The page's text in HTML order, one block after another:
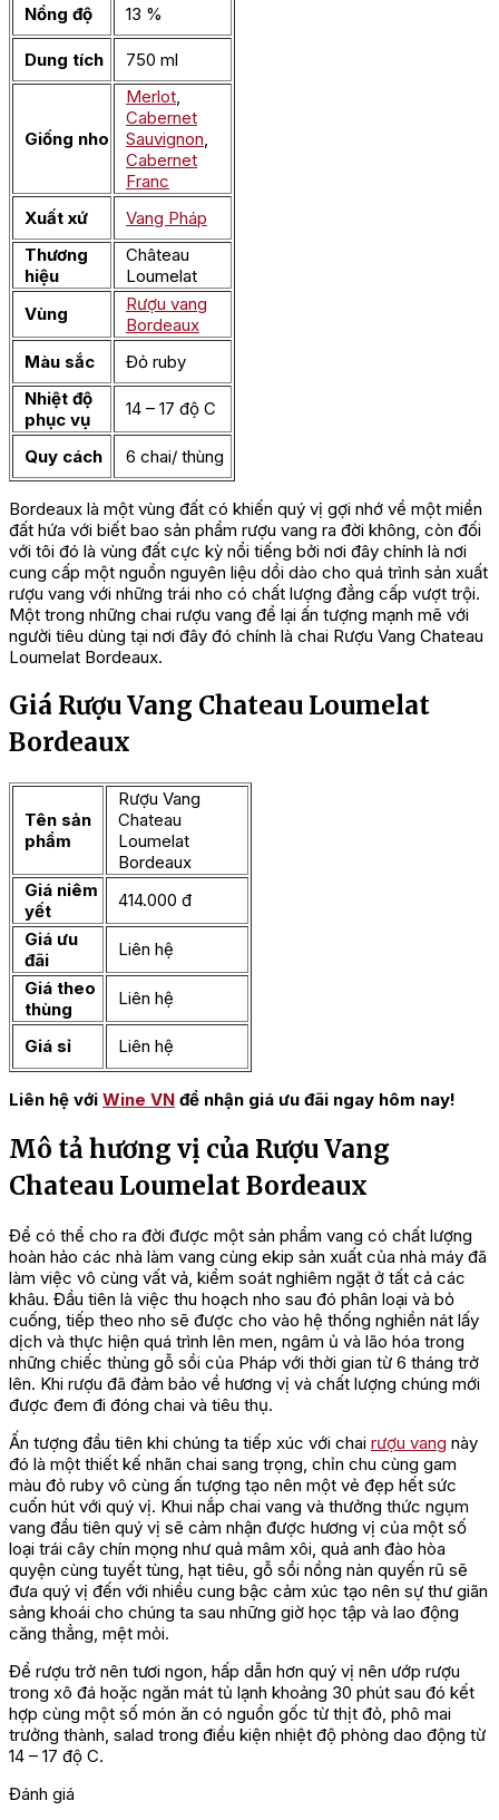
Nồng độ
13 %
Dung tích 750 ml
Giống nho
Merlot
Cabernet
Sauvignon
Cabernet
Franc
Xuất xứ
Vang Pháp
Thương
hiệu
Château
Loumelat
Vùng
Rượu vang
Bordeaux
Màu sắc
Đỏ ruby
Nhiệt độ
phục vụ
14 – 17 độ C
Quy cách 6 chai/ thùng
Bordeaux là một vùng đất có khiến quý vị gợi nhớ về một miền
đất hứa với biết bao sản phẩm rượu vang ra đời không, còn đối
với tôi đó là vùng đất cực kỳ nổi tiếng bởi nơi đây chính là nơi
cung cấp một nguồn nguyên liệu dồi dào cho quá trình sản xuất
rượu vang với những trái nho có chất lượng đẳng cấp vượt trội.
Một trong những chai rượu vang để lại ấn tượng mạnh mẽ với
người tiêu dùng tại nơi đây đó chính là chai Rượu Vang Chateau
Loumelat Bordeaux.
Giá Rượu Vang Chateau Loumelat
Bordeaux
Tên sản
phẩm
Rượu Vang
Chateau
Loumelat
Bordeaux
Giá niêm
yết
414.000 đ
Giá ưu
đãi
Liên hệ
Giá theo
thùng
Liên hệ
Giá sỉ Liên hệ
Liên hệ với Wine VN để nhận giá ưu đãi ngay hôm nay!
Mô tả hương vị của Rượu Vang
Chateau Loumelat Bordeaux
Để có thể cho ra đời được một sản phẩm vang có chất lượng
hoàn hảo các nhà làm vang cùng ekip sản xuất của nhà máy đã
làm việc vô cùng vất vả, kiểm soát nghiêm ngặt ở tất cả các
khâu. Đầu tiên là việc thu hoạch nho sau đó phân loại và bỏ
cuống, tiếp theo nho sẽ được cho vào hệ thống nghiền nát lấy
dịch và thực hiện quá trình lên men, ngâm ủ và lão hóa trong
những chiếc thùng gỗ sồi của Pháp với thời gian từ 6 tháng trở
lên. Khi rượu đã đảm bảo về hương vị và chất lượng chúng mới
được đem đi đóng chai và tiêu thụ.
Ấn tượng đầu tiên khi chúng ta tiếp xúc với chai rượu vang này
đó là một thiết kế nhãn chai sang trọng, chỉn chu cùng gam
màu đỏ ruby vô cùng ấn tượng tạo nên một vẻ đẹp hết sức
cuốn hút với quý vị. Khui nắp chai vang và thưởng thức ngụm
vang đầu tiên quý vị sẽ cảm nhận được hương vị của một số
loại trái cây chín mọng như quả mâm xôi, quả anh đào hòa
quyện cùng tuyết tùng, hạt tiêu, gỗ sồi nồng nàn quyến rũ sẽ
đưa quý vị đến với nhiều cung bậc cảm xúc tạo nên sự thư giãn
sảng khoái cho chúng ta sau những giờ học tập và lao động
căng thẳng, mệt mỏi.
Để rượu trở nên tươi ngon, hấp dẫn hơn quý vị nên ướp rượu
trong xô đá hoặc ngăn mát tủ lạnh khoảng 30 phút sau đó kết
hợp cùng một số món ăn có nguồn gốc từ thịt đỏ, phô mai
trưởng thành, salad trong điều kiện nhiệt độ phòng dao động từ
14 – 17 độ C.
Đánh giá